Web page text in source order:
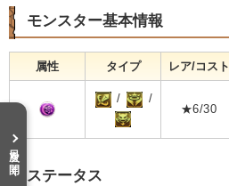
モンスター基本情報
属性 タイプ レア/コスト
/ /
★6/30
ステータス
目次を開く